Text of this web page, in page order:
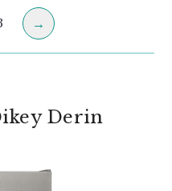
→
Derin